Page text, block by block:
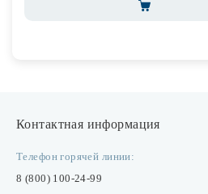
Контактная информация
Телефон горячей линии:
8 (800) 100-24-99